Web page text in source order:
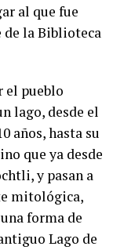
al que fue
de la Biblioteca
el pueblo
lago, desde el
años, hasta su
que ya desde
y pasan a
mitológica,
forma de
Lago de